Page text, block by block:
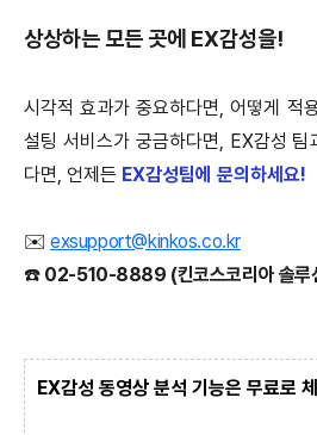
상상하는 모든 곳에 EX감성을!
시각적 효과가 중요하다면, 어떻게 적
설팅 서비스가 궁금하다면, EX감성 팀
다면, 언제든 EX감성팀에 문의하세요!
​✉️exsupport@kinkos.co.kr
☎️ 02-510-8889 (킨코스코리아 솔루
EX감성 동영상 분석 기능은 무료로